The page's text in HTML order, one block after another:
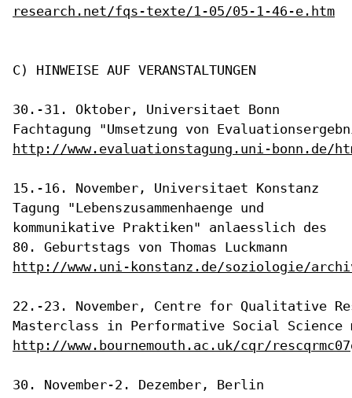
research.net/fqs-texte/1-05/05-1-46-e.htm
C) HINWEISE AUF VERANSTALTUNGEN
30.-31. Oktober, Universitaet Bonn
http://www.evaluationstagung.uni-bonn.de/
Tagung "Lebenszusammenhaenge und
kommunikative Praktiken" anlaesslich des
80. Geburtstags von Thomas Luckmann
http://www.uni-konstanz.de/soziologie/
22.-23. November, Centre for Qualitative
http://www.bournemouth.ac.uk/cqr/